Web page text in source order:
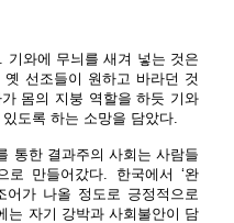
기와에 무늬를 새겨 넣는 것은
선조들이 원하고 바라던 것
몸의 지붕 역할을 하듯 기와
도록 하는 소망을 담았다.
통한 결과주의 사회는 사람들
만들어갔다. 한국에서 ‘완
어가 나올 정도로 긍정적으로
는 자기 강박과 사회불안이 담